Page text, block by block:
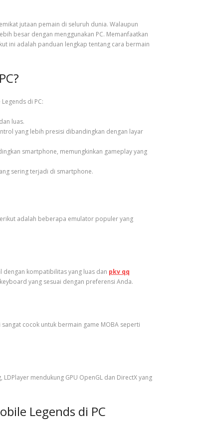
jutaan pemain di seluruh dunia. Walaupun
besar dengan menggunakan PC. Memanfaatkan
ini adalah panduan lengkap tentang cara bermain
di PC:
luas.
yang lebih presisi dibandingkan dengan layar
smartphone, memungkinkan gameplay yang
sering terjadi di smartphone.
adalah beberapa emulator populer yang
dengan kompatibilitas yang luas dan pkv qq
yang sesuai dengan preferensi Anda.
cocok untuk bermain game MOBA seperti
mendukung GPU OpenGL dan DirectX yang
Legends di PC